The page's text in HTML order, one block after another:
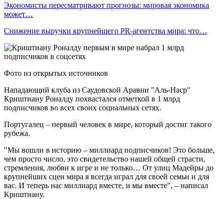
Экономисты пересматривают прогнозы: мировая экономика
может…
Снижение выручки крупнейшего PR-агентства мира: что…
Фото из открытых источников
Нападающий клуба из Саудовской Аравии "Аль-Наср"
Криштиану Роналду похвастался отметкой в 1 млрд
подписчиков во всех своих социальных сетях.
Португалец – первый человек в мире, который достиг такого
рубежа.
"Мы вошли в историю – миллиард подписчиков! Это больше,
чем просто число, это свидетельство нашей общей страсти,
стремления, любви к игре и не только… От улиц Мадейры до
крупнейших сцен мира я всегда играл для своей семьи и для
вас. И теперь нас миллиард вместе, и мы вместе", – написал
Криштиану.